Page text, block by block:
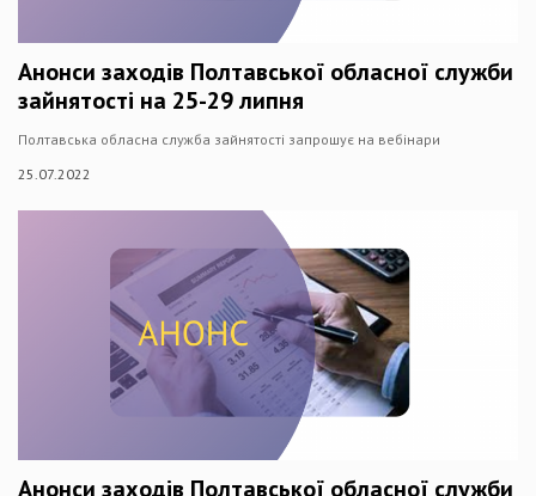
Анонси заходів Полтавської обласної служби
зайнятості на 25-29 липня
Полтавська обласна служба зайнятості запрошує на вебінари
25.07.2022
Анонси заходів Полтавської обласної служби